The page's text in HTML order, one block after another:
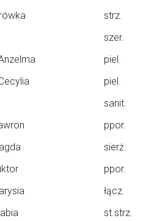
strz.
szer.
piel.
piel.
sanit.
ppor.
sierż.
ppor.
łącz.
st.strz.